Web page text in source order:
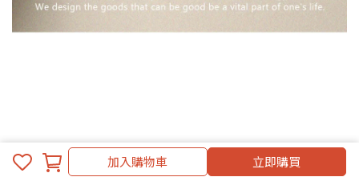
加入購物車 立即購買